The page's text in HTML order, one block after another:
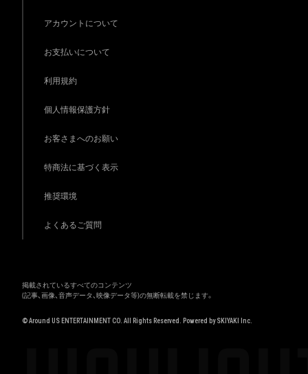
アカウントについて
お支払いについて
利用規約
個人情報保護方針
お客さまへのお願い
特商法に基づく表示
推奨環境
よくあるご質問
掲載されているすべてのコンテンツ
(記事、画像、音声データ、映像データ等)の無断転載を禁じます。
© Around US ENTERTAINMENT CO. All Rights Reserved. Powered bySKIYAKI Inc.